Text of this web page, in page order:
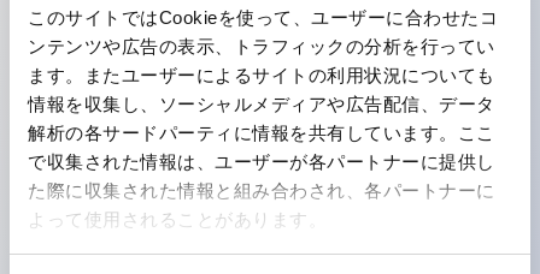
このサイトではCookieを使って、ユーザーに合わせたコ
ンテンツや広告の表示、トラフィックの分析を行ってい
ます。またユーザーによるサイトの利用状況についても
情報を収集し、ソーシャルメディアや広告配信、データ
解析の各サードパーティに情報を共有しています。ここ
で収集された情報は、ユーザーが各パートナーに提供し
た際に収集された情報と組み合わされ、各パートナーに
よって使用されることがあります。
ロボットコントローラへの安全入力
セーフティレーザスキャナの安全信号を簡単にロボット
コントローラへ入力できる接続ターミナルです。ターミ
ナル内部で安全信号を強制ガイド式リレーのドライ接点
出力に変換して出力します。二重化信号を2組出力可能
です。
FANUC製コントローラ向けには、信号の1つを強制ガ